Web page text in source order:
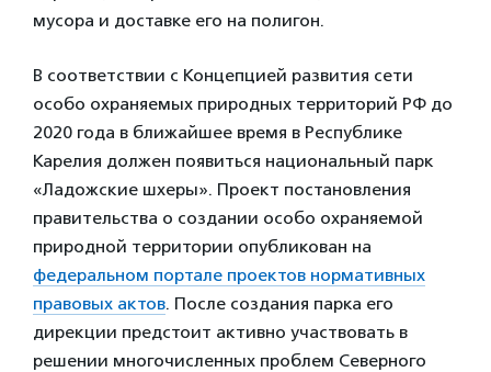
мусора и доставке его на полигон.
В соответствии с Концепцией развития сети
особо охраняемых природных территорий РФ до
2020 года в ближайшее время в Республике
Карелия должен появиться национальный парк
«Ладожские шхеры». Проект постановления
правительства о создании особо охраняемой
природной территории опубликован на
федеральном портале проектов нормативных
правовых актов. После создания парка его
дирекции предстоит активно участвовать в
решении многочисленных проблем Северного